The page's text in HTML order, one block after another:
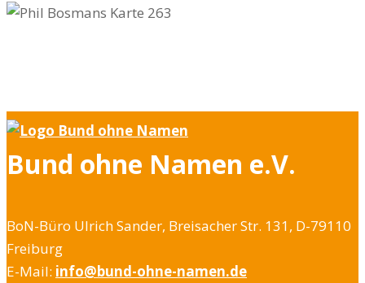
Bund ohne Namen e.V.
BoN-Büro Ulrich Sander, Breisacher Str. 131, D-79110
Freiburg
E-Mail: info@bund-ohne-namen.de